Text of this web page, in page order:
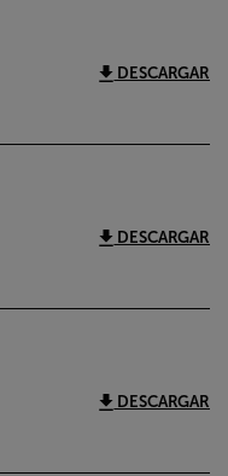
DESCARGAR
DESCARGAR
DESCARGAR